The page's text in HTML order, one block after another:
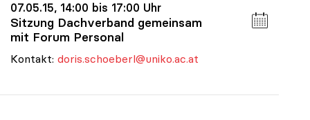
07.05.15, 14:00 bis 17:00 Uhr
Sitzung Dachverband gemeinsam
mit Forum Personal
Kontakt: doris.schoeberl@uniko.ac.at